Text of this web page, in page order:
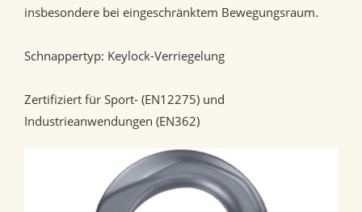
insbesondere bei eingeschränktem Bewegungsraum.
Schnappertyp: Keylock-Verriegelung
Zertifiziert für Sport- (EN12275) und
Industrieanwendungen (EN362)